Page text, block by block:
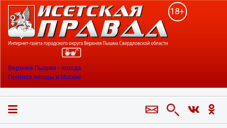
18+
Верхняя Пышма - погода
Прогноз погоды в Москве